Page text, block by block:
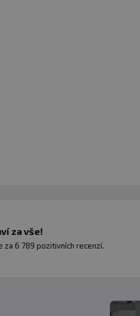
za vše!
za 6 789 pozitivních recenzí.